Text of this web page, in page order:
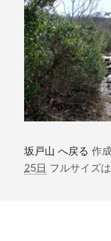
坂戸山 へ戻る 作
25日 フルサイズは